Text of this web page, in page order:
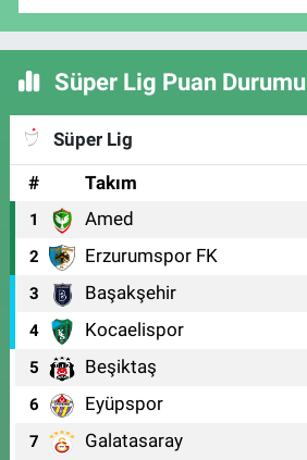
Süper Lig Puan Durumu
Süper Lig
#
Takım
1 Amed
2 Erzurumspor FK
3 Başakşehir
4 Kocaelispor
5 Beşiktaş
6 Eyüpspor
7 Galatasaray